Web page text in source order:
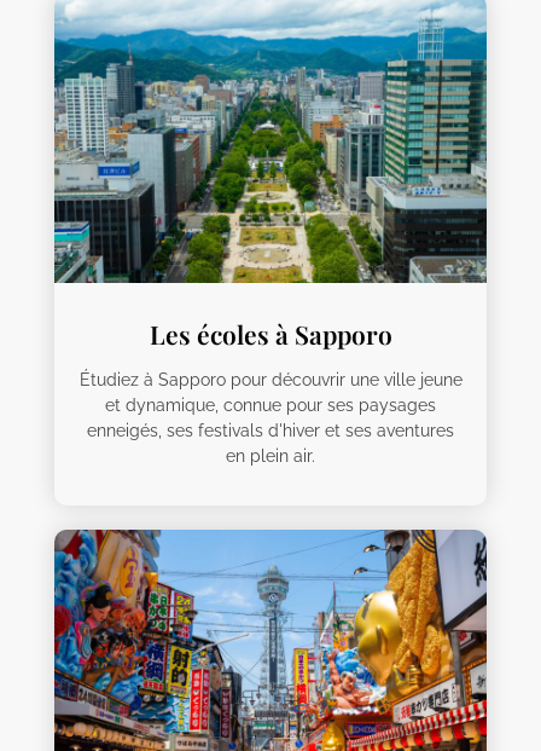
Les écoles à Sapporo
Étudiez à Sapporo pour découvrir une ville jeune
et dynamique, connue pour ses paysages
enneigés, ses festivals d'hiver et ses aventures
en plein air.